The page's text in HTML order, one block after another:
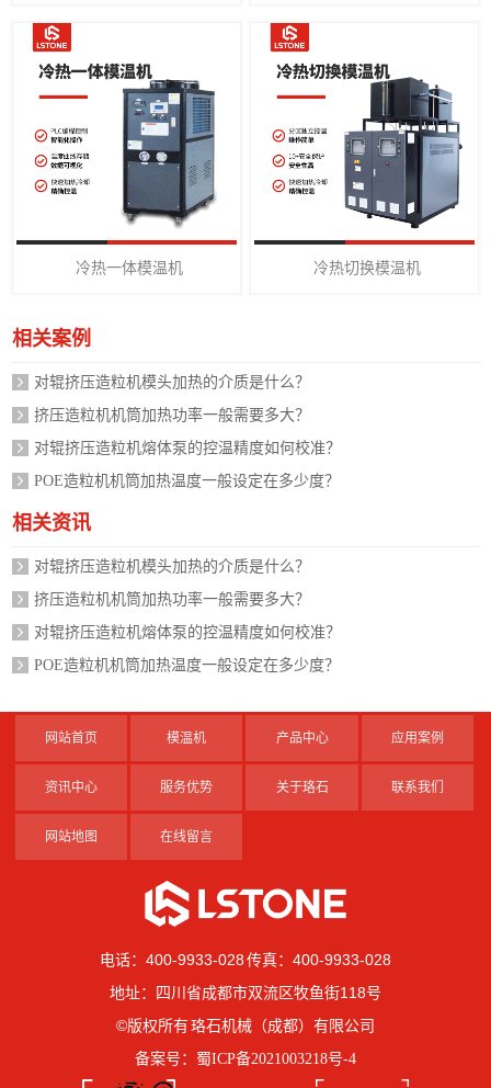
冷热一体模温机 冷热切换模温机
相关案例
对辊挤压造粒机模头加热的介质是什么？
挤压造粒机机筒加热功率一般需要多大？
对辊挤压造粒机熔体泵的控温精度如何校准？
POE造粒机机筒加热温度一般设定在多少度？
相关资讯
对辊挤压造粒机模头加热的介质是什么？
挤压造粒机机筒加热功率一般需要多大？
对辊挤压造粒机熔体泵的控温精度如何校准？
POE造粒机机筒加热温度一般设定在多少度？
网站首页 模温机 产品中心 应用案例
资讯中心 服务优势 关于珞石 联系我们
网站地图 在线留言
电话：400-9933-028 传真：400-9933-028
地址：四川省成都市双流区牧鱼街118号
©版权所有 珞石机械（成都）有限公司
备案号： 蜀ICP备2021003218号-4